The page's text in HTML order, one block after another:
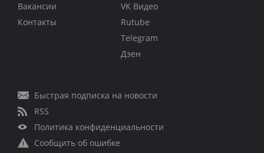
Вакансии
Контакты
VK Видео
Rutube
Telegram
Дзен
Быстрая подписка на новости
RSS
Политика конфиденциальности
Сообщить об ошибке